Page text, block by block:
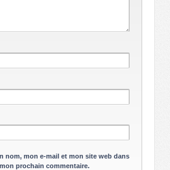
nom, mon e-mail et mon site web dans
prochain commentaire.